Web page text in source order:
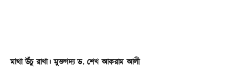
মাথা উঁচু রাখা। মুক্তগদ্য ড. শেখ আকরাম আলী